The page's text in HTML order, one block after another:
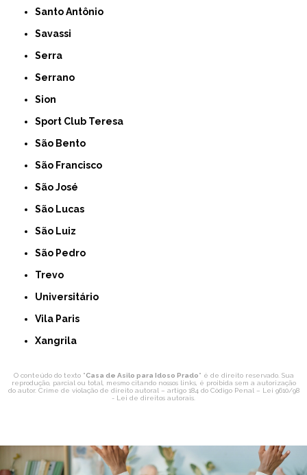
Santo Antônio
Savassi
Serra
Serrano
Sion
Sport Club Teresa
São Bento
São Francisco
São José
São Lucas
São Luiz
São Pedro
Trevo
Universitário
Vila Paris
Xangrila
O conteúdo do texto "Casa de Asilo para Idoso Prado" é de direito reservado. Sua
reprodução, parcial ou total, mesmo citando nossos links, é proibida sem a autorização
do autor. Crime de violação de direito autoral – artigo 184 do Código Penal – Lei 9610/98
- Lei de direitos autorais